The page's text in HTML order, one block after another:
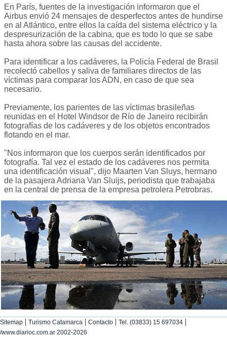
En París, fuentes de la investigación informaron que el
Airbus envió 24 mensajes de desperfectos antes de hundirse
en al Atlántico, entre ellos la caída del sistema eléctrico y la
despresurización de la cabina, que es todo lo que se sabe
hasta ahora sobre las causas del accidente.
Para identificar a los cadáveres, la Policía Federal de Brasil
recolectó cabellos y saliva de familiares directos de las
víctimas para comparar los ADN, en caso de que sea
necesario.
Previamente, los parientes de las víctimas brasileñas
reunidas en el Hotel Windsor de Río de Janeiro recibirán
fotografías de los cadáveres y de los objetos encontrados
flotando en el mar.
"Nos informaron que los cuerpos serán identificados por
fotografía. Tal vez el estado de los cadáveres nos permita
una identificación visual", dijo Maarten Van Sluys, hermano
de la pasajera Adriana Van Sluijs, periodista que trabajaba
en la central de prensa de la empresa petrolera Petrobras.
Sitemap | Turismo Catamarca | Contacto | Tel. (03833) 15 697034 |
/www.diarioc.com.ar 2002-2026